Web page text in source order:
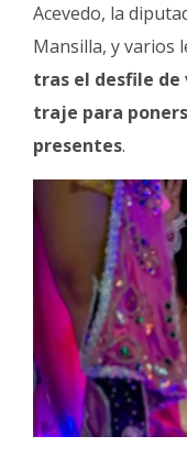
Acevedo, la
Mansilla, y varios
tras el desfile de
traje para
presentes.